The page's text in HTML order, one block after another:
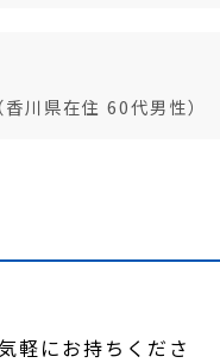
（香川県在住 60代男性）
軽にお持ちくださ